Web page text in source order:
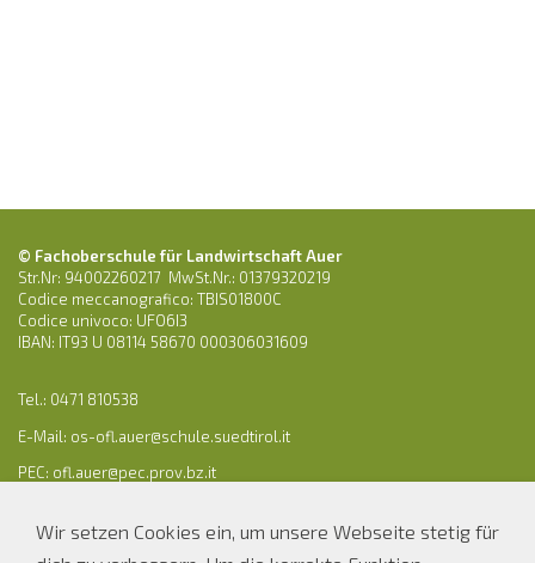
© Fachoberschule für Landwirtschaft Auer
Str.Nr: 94002260217 MwSt.Nr.: 01379320219
Codice meccanografico: TBIS01800C
Codice univoco: UFO6I3
IBAN: IT93 U 08114 58670 000306031609
Tel.: 0471 810538
E-Mail: os-ofl.auer@schule.suedtirol.it
PEC: ofl.auer@pec.prov.bz.it
Parteienverkehr Sekretariat
Wir setzen Cookies ein, um unsere Webseite stetig für